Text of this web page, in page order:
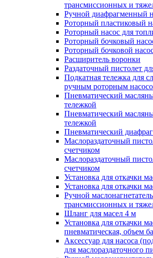
трансмиссионных и
Ручной диафрагменный
Роторный пластиковый
Роторный насос для
Роторный бочковый
Роторный бочковой
Расширитель воронки
Раздаточный пистолет
Подкатная тележка для
ручным роторным
Пневматический
тележкой
Пневматический
тележкой
Пневматический
Маслораздаточный
счетчиком
Маслораздаточный
счетчиком
Установка для откачки
Установка для откачки
Ручной
трансмиссионных и
Шланг для масел 4 м
Установка для откачки
пневматическая, объем
Аксессуар для насоса
для маслораздаточного